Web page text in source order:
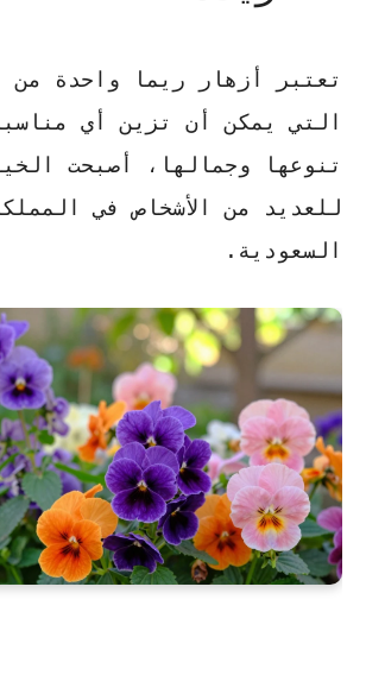
تعتبر أزهار ريما واحدة من
التي يمكن أن تزين أي
تنوعها وجمالها، أصبحت
للعديد من الأشخاص في
السعودية.